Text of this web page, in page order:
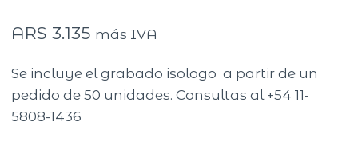
ARS 3.135 más IVA
Se incluye el grabado isologo a partir de un
pedido de 50 unidades. Consultas al +54 11-
5808-1436